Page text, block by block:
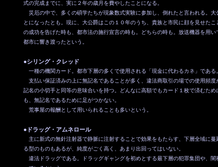
式の完成までに、実に２年の歳月を費やしたことになる。
災厄の中で、多くの碩学たちが現象数式実験に参加し、倒れたと言われる。大
とになったとも。現に、大公爵はこの１０年のうち、貴族と市民に顔を見せた
の成功を告げた時も、都市法の施行宣言の時も。どちらの時も。放送機器を用
都市に響き渡ったという。
●シリング・クレッド
一種の機関カード。都市下層の多くで使用される「現金に代わるカネ」である
支払い保証済みの上に無記名であることが多く、違法商取引の場での使用頻度
記名の小切手と同等の意味合いを持つ。どんなに高額でもカード１枚で済むた
も、無記名であるために足がつかない。
荒事屋の報酬として用いられることも多いという。
●ドラッグ・アムネロール
主に新式の無針注射器で静脈に注射することで効果をもたらす、下層全域に蔓
る型のものもあるが、純度がごく高く、あまり出回ってはいない。
違法ドラッグである。ドラッグギャングを初めとする最下層の犯罪集団や、闇